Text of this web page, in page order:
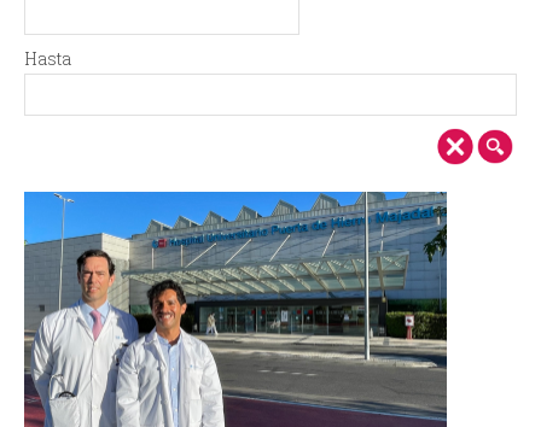
d
b
ú
s
q
n
c
p
e
s
e
e
c
a
Hasta
a
e